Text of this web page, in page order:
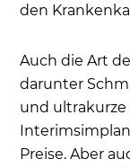
den
Auch die Art
darunter
und
Preise. Aber